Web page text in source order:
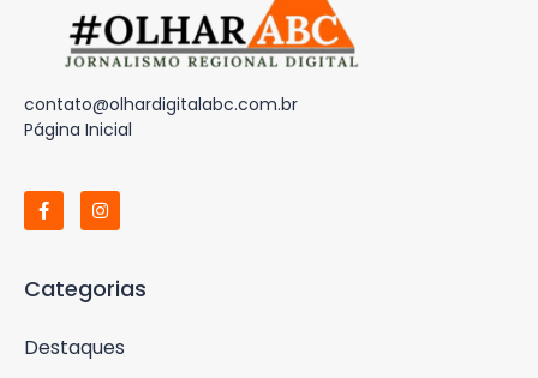
contato@olhardigitalabc.com.br
Página Inicial
Categorias
Destaques